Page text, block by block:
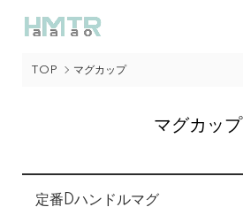
TOP マグカップ
マグカップ
グループ一覧
定番Dハンドルマグ